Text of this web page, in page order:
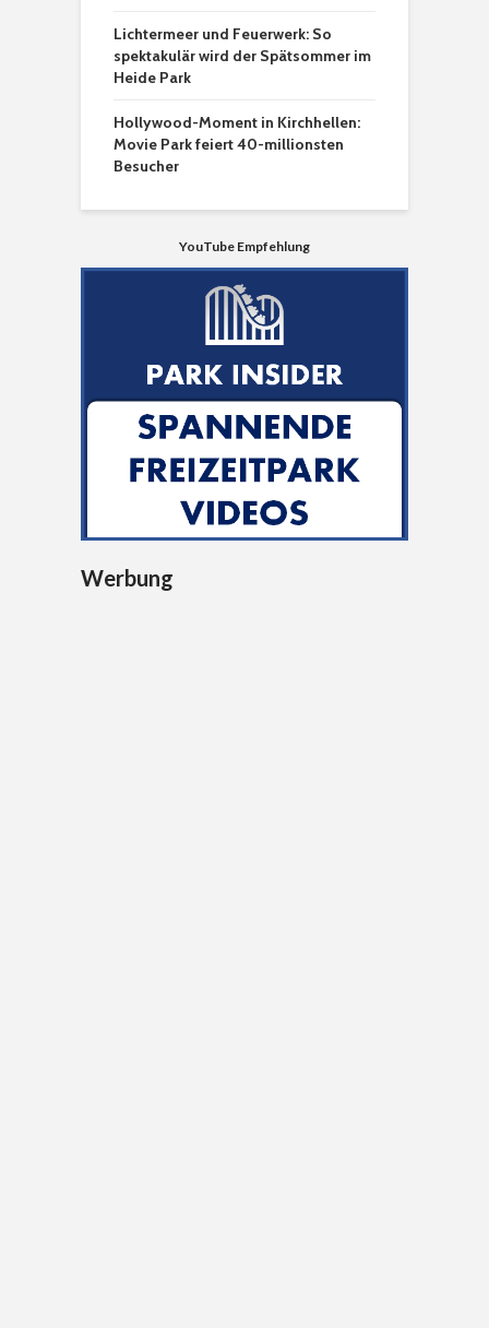
Lichtermeer und Feuerwerk: So
spektakulär wird der Spätsommer im
Heide Park
Hollywood-Moment in Kirchhellen:
Movie Park feiert 40-millionsten
Besucher
YouTube Empfehlung
Werbung